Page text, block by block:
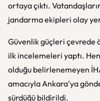
ortaya çıktı.
jandarma ekipleri olay
Güvenlik güçleri çevrede
ilk incelemeleri yaptı.
olduğu belirlenemeyen
amacıyla Ankara’ya
sürdüğü bildirildi.